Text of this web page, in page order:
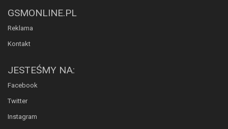
GSMONLINE.PL
Reklama
Kontakt
JESTEŚMY NA:
Facebook
Twitter
Instagram